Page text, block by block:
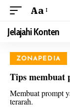
Aa
Jelajahi Konten
ZONAPEDIA
Tips membuat
Membuat prompt
terarah.